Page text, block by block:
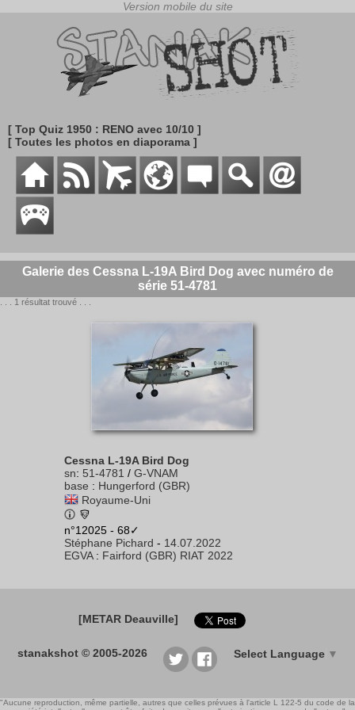
[ Top Quiz 1950 : RENO avec 10/10 ]
[ Toutes les photos en diaporama ]
Galerie des Cessna L-19A Bird Dog avec numéro de
série 51-4781
. . . 1 résultat trouvé . . .
Cessna L-19A Bird Dog
sn: 51-4781 / G-VNAM
base : Hungerford (GBR)
Royaume-Uni
n°12025 - 68✓
Stéphane Pichard - 14.07.2022
EGVA: Fairford (GBR) RIAT 2022
[METAR Deauville]
stanakshot © 2005-2026 Select Language ▼
"Aucune reproduction, même partielle, autres que celles prévues à l'article L 122-5 du code de la